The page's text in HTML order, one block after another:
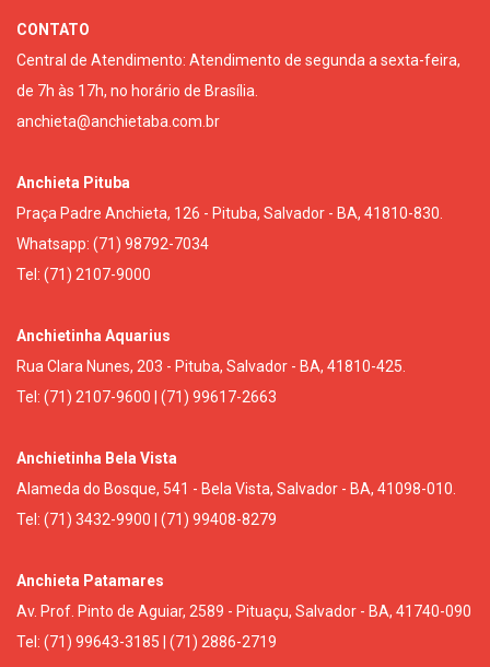
CONTATO
Central de Atendimento: Atendimento de segunda a sexta-feira,
de 7h às 17h, no horário de Brasília.
anchieta@anchietaba.com.br
Anchieta Pituba
Praça Padre Anchieta, 126 - Pituba, Salvador - BA, 41810-830.
Whatsapp: (71) 98792-7034
Tel: (71) 2107-9000
Anchietinha Aquarius
Rua Clara Nunes, 203 - Pituba, Salvador - BA, 41810-425.
Tel: (71) 2107-9600 | (71) 99617-2663
Anchietinha Bela Vista
Alameda do Bosque, 541 - Bela Vista, Salvador - BA, 41098-010.
Tel: (71) 3432-9900 | (71) 99408-8279
Anchieta Patamares
Av. Prof. Pinto de Aguiar, 2589 - Pituaçu, Salvador - BA, 41740-090
Tel: (71) 99643-3185 | (71) 2886-2719